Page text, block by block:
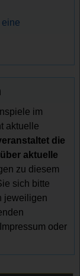
im
aktuelle
die
aktuelle
zu diesem
sich bitte
jeweiligen
oder